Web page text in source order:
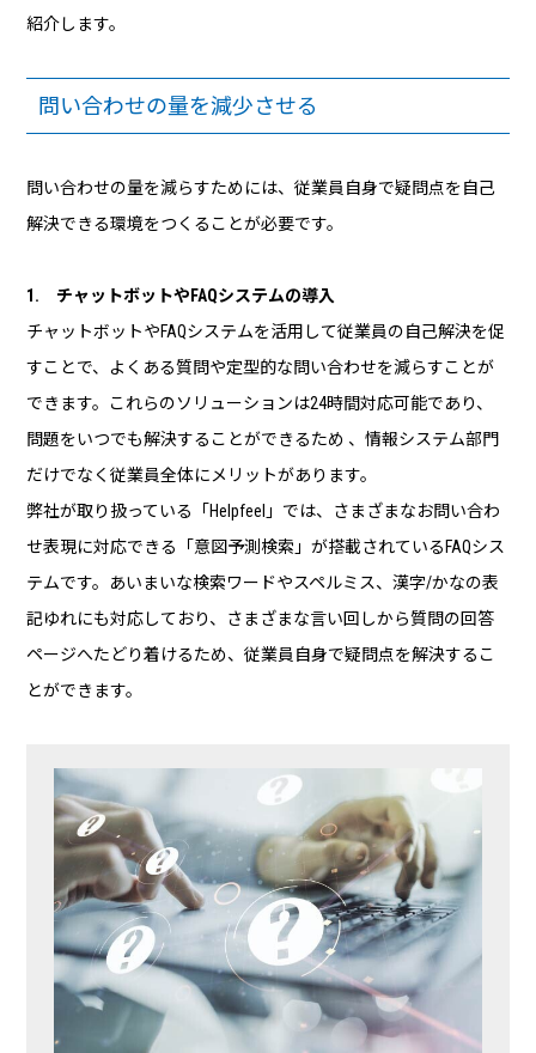
紹介します。
問い合わせの量を減少させる
問い合わせの量を減らすためには、従業員自身で疑問点を自己
解決できる環境をつくることが必要です。
1. チャットボットやFAQシステムの導入
チャットボットやFAQシステムを活用して従業員の自己解決を促
すことで、よくある質問や定型的な問い合わせを減らすことが
できます。これらのソリューションは24時間対応可能であり、
問題をいつでも解決することができるため 、情報システム部門
だけでなく従業員全体にメリットがあります。
弊社が取り扱っている「Helpfeel」では、さまざまなお問い合わ
せ表現に対応できる「意図予測検索」が搭載されているFAQシス
テムです。あいまいな検索ワードやスペルミス、漢字/かなの表
記ゆれにも対応しており、さまざまな言い回しから質問の回答
ページへたどり着けるため、従業員自身で疑問点を解決するこ
とができます。